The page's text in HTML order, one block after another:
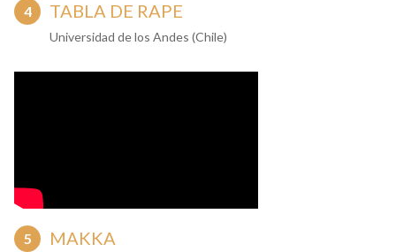
TABLA DE RAPE
Universidad de los Andes (Chile)
MAKKA